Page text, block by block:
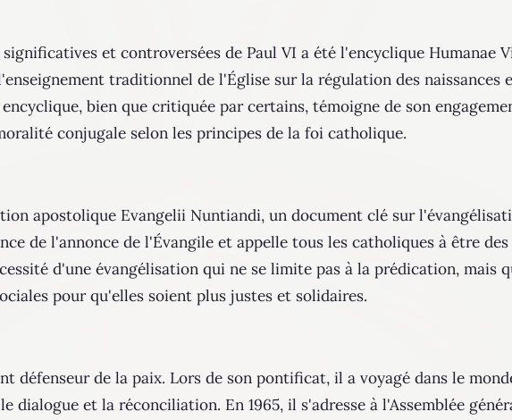
et controversées de Paul VI a été l'encyclique Humanae
traditionnel de l'Église sur la régulation des naissances
bien que critiquée par certains, témoigne de son
conjugale selon les principes de la foi catholique.
apostolique Evangelii Nuntiandi, un document clé sur
de l'annonce de l'Évangile et appelle tous les catholiques à être
d'une évangélisation qui ne se limite pas à la prédication, mais
pour qu'elles soient plus justes et solidaires.
défenseur de la paix. Lors de son pontificat, il a voyagé dans le
dialogue et la réconciliation. En 1965, il s'adresse à l'Assemblée